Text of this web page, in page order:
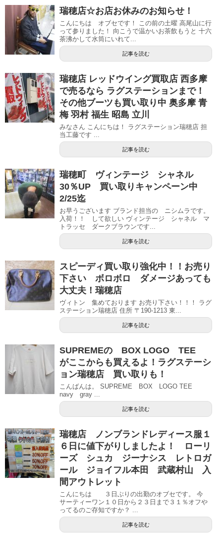
瑞穂店☆お店お休みのお知らせ！
こんにちは オブセです！ この前の土曜 高尾山に行
って参りました！ 向こうで温かいお茶飲もうと 十六
茶沸かして水筒にいれて...
記事を読む
瑞穂店 レッドウイング買取店 西多摩
で売るなら ラグステーションまで！
その他ブーツも買い取り中 奥多摩 青
梅 羽村 福生 昭島 立川
みなさん こんにちは！ ラグステーション瑞穂店 担
当工藤です ...
記事を読む
瑞穂町 ヴィンテージ シャネル
30％UP 買い取りキャンペーン中
2/25迄
お早うございます ブランド担当の ニシムラです。
入荷！！ して欲しい ヴィンテージ シャネル マ
トラッセ ダークブラウンです...
記事を読む
スピーディ買い取り強化中！！お売り
下さい ボロボロ ダメージあっても
大丈夫！瑞穂店
ヴィトン 集めております お売り下さい！！！ ラグ
ステーション瑞穂店 住所 〒190-1213 東...
記事を読む
SUPREMEの BOX LOGO TEE
がここからも買えるよ！ラグステーシ
ョン瑞穂店 買い取りも！
こんばんは。 SUPREME BOX LOGO TEE
navy gray ...
記事を読む
瑞穂店 ノンブランドレディース服１
６日に値下がりしましたよ！ ローリ
ーズ シュカ ジーナシス レトロガ
ール ジョイフル本田 武蔵村山 入
間アウトレット
こんにちは ３日ぶりの出勤のオブセです。 今
サーティーワン１０日から２３日まで３１％オフや
ってるのご存知ですか？ ...
記事を読む